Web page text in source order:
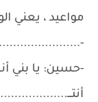
مواعيد ، يعني
-حسين: يا بني